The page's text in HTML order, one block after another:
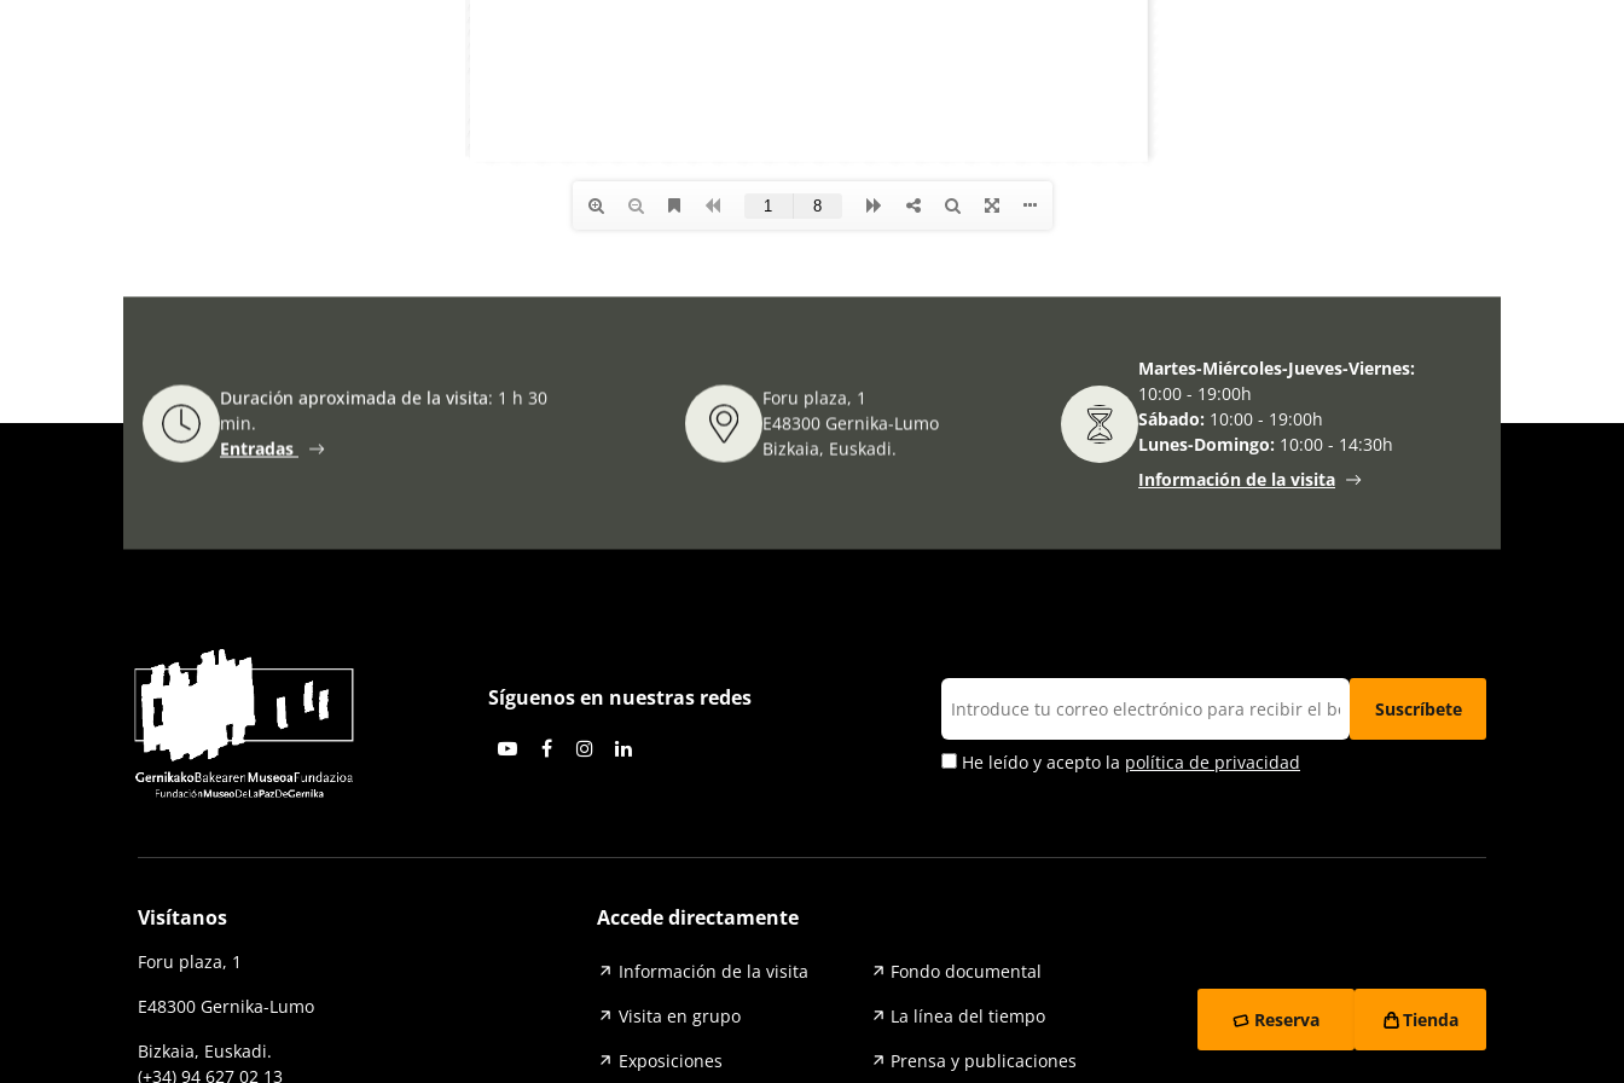
Duración aproximada de la visita: 1 h 30
min.
Entradas
Foru plaza, 1
E48300 Gernika-Lumo
Bizkaia, Euskadi.
Martes-Miércoles-Jueves-Viernes:
10:00 - 19:00h
Sábado: 10:00 - 19:00h
Lunes-Domingo: 10:00 - 14:30h
Información de la visita
Síguenos en nuestras redes
He leído y acepto la política de privacidad
Visítanos
Foru plaza, 1
E48300 Gernika-Lumo
Bizkaia, Euskadi.
(+34) 94 627 02 13
Accede directamente
Información de la visita
Fondo documental
Visita en grupo
La línea del tiempo
Exposiciones
Prensa y publicaciones
Reserva Tienda